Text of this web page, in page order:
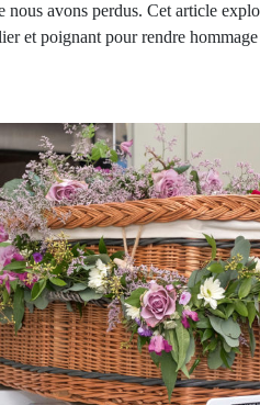
avons perdus. Cet article
et poignant pour rendre